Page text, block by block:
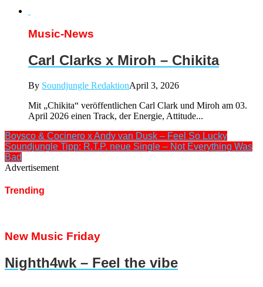
Music-News
Carl Clarks x Miroh – Chikita
By Soundjungle RedaktionApril 3, 2026
Mit „Chikita“ veröffentlichen Carl Clark und Miroh am 03.
April 2026 einen Track, der Energie, Attitude...
Boysco & Cocinero x Andy van Dusk – Feel So Lucky
Soundjungle Tipp: R.T.P. neue Single – Not Everything Was
Bad
Advertisement
Trending
New Music Friday
Nighth4wk – Feel the vibe